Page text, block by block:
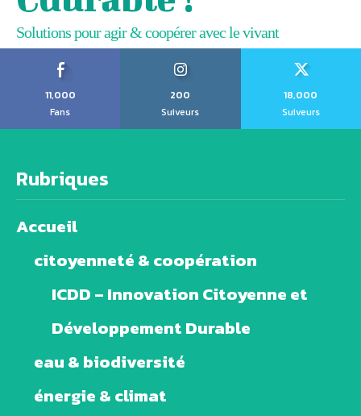
Solutions pour agir & coopérer avec le vivant
11,000
Fans
200
Suiveurs
18,000
Suiveurs
Rubriques
Accueil
citoyenneté & coopération
ICDD – Innovation Citoyenne et
Développement Durable
eau & biodiversité
énergie & climat